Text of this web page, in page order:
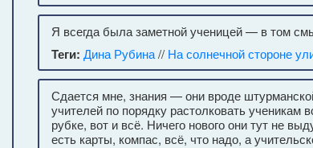
Я всегда была заметной ученицей — в том
Теги: Дина Рубина// На солнечной стороне
Сдается мне, знания — они вроде
учителей по порядку растолковать
рубке, вот и всё. Ничего нового они тут не
есть карты, компас, всё, что надо, а